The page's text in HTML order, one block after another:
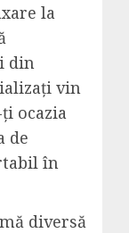
la
din
vin
ocazia
de
în
diversă